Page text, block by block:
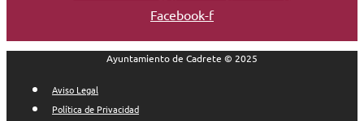
Facebook-f
Ayuntamiento de Cadrete © 2025
Aviso Legal
Política de Privacidad